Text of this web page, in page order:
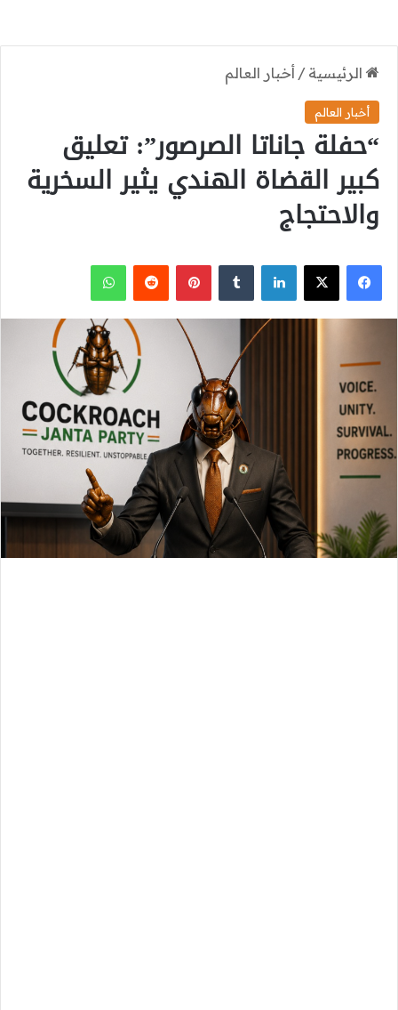
الرئيسية / أخبار العالم
أخبار العالم
“حفلة جاناتا الصرصور”: تعليق
كبير القضاة الهندي يثير السخرية
والاحتجاج
فيسبوك
‫X لينكدإن بينتيريست واتساب